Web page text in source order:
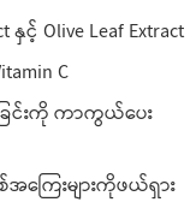
င့် Olive Leaf Extract
C
ြင်းကို ကာကွယ်ပေး
ြေးများကိုဖယ်ရှား